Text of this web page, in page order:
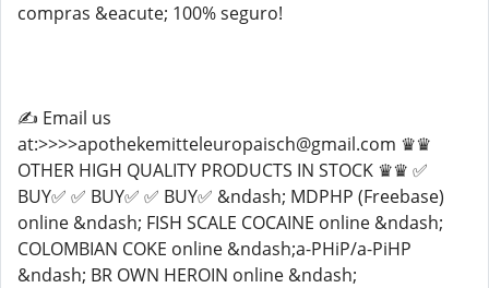
compras &eacute; 100% seguro!
✍️ Email us
at:>>>>apothekemitteleuropaisch@gmail.com ♛♛
OTHER HIGH QUALITY PRODUCTS IN STOCK ♛♛ ✅
BUY✅ ✅ BUY✅ ✅ BUY✅ &ndash; MDPHP (Freebase)
online &ndash; FISH SCALE COCAINE online &ndash;
COLOMBIAN COKE online &ndash;a-PHiP/a-PiHP
&ndash; BR OWN HEROIN online &ndash;